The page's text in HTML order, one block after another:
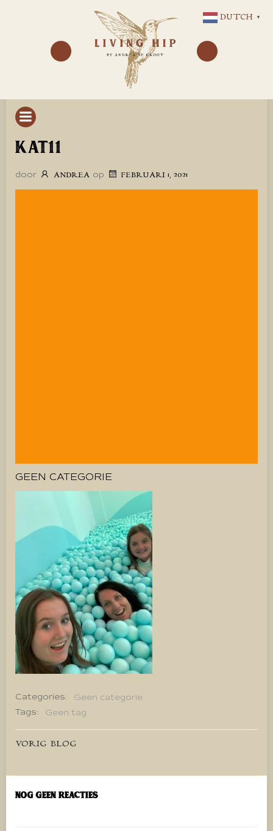
NAAR
DE
INHOUD
KAT11
door ANDREA op FEBRUARI 1, 2021
GEEN CATEGORIE
Categories:
Geen categorie
Tags:
Geen tag
Bericht
navigatie
VORIG BLOG
Nog geen reacties
DUTCH ▼